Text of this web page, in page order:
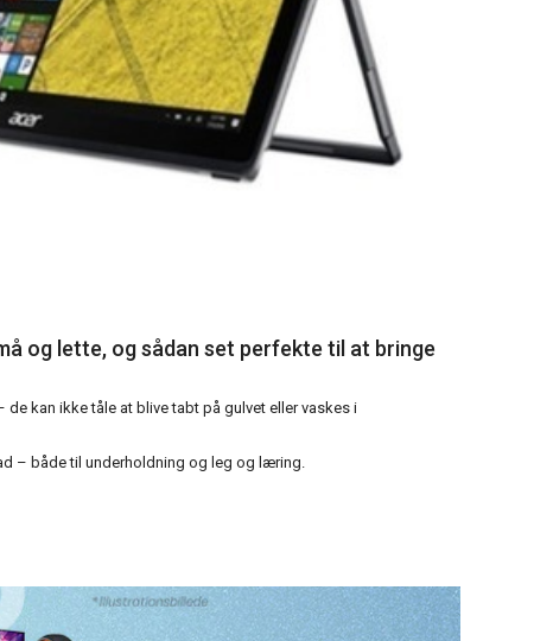
og lette, og sådan set perfekte til at bringe
kan ikke tåle at blive tabt på gulvet eller vaskes i
– både til underholdning og leg og læring.